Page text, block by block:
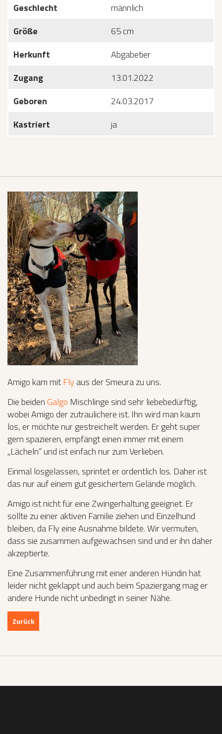
Geschlecht
männlich
Größe
65 cm
Herkunft
Abgabetier
Zugang
13.01.2022
Geboren
24.03.2017
Kastriert
ja
Amigo kam mitFly aus der Smeura zu uns.
Die beidenGalgo Mischlinge sind sehr liebebedürftig,
wobei Amigo der zutraulichere ist. Ihn wird man kaum
los, er möchte nur gestreichelt werden. Er geht super
gern spazieren, empfängt einen immer mit einem
„Lächeln“ und ist einfach nur zum Verlieben.
Einmal losgelassen, sprintet er ordentlich los. Daher ist
das nur auf einem gut gesichertem Gelände möglich.
Amigo ist nicht für eine Zwingerhaltung geeignet. Er
sollte zu einer aktiven Familie ziehen und Einzelhund
bleiben, da Fly eine Ausnahme bildete. Wir vermuten,
dass sie zusammen aufgewachsen sind und er ihn daher
akzeptierte.
Eine Zusammenführung mit einer anderen Hündin hat
leider nicht geklappt und auch beim Spaziergang mag er
andere Hunde nicht unbedingt in seiner Nähe.
Zurück